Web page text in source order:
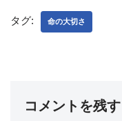
タグ: 命の大切さ
コメントを残す